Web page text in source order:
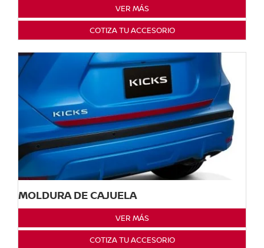
VER MÁS
COTIZA TU ACCESORIO
MOLDURA DE CAJUELA
VER MÁS
COTIZA TU ACCESORIO